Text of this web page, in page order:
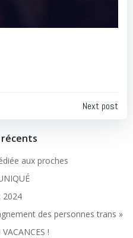
Post
navigation
Next post
aux proches
2024
des personnes trans »
!